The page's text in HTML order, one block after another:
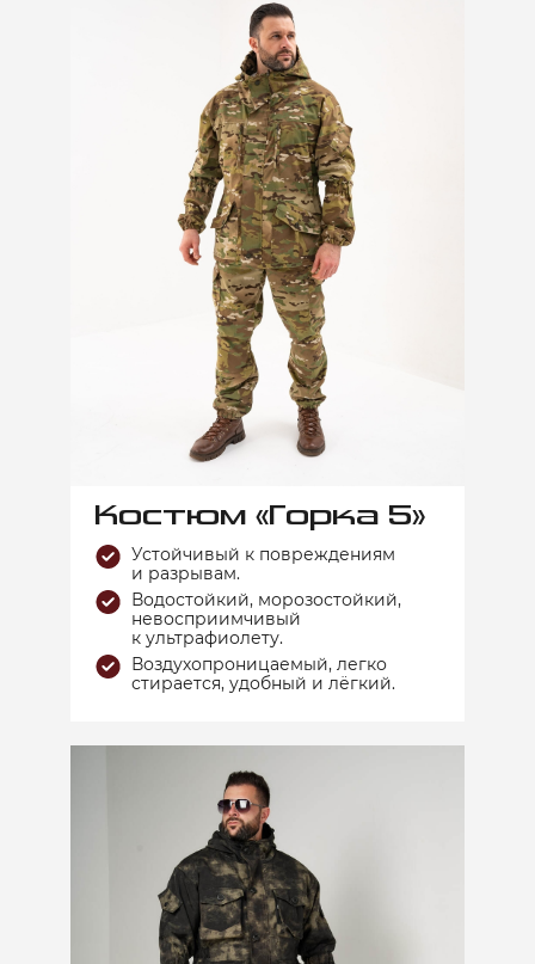
Костюм «Горка 5»
Устойчивый к повреждениям
и разрывам.
Водостойкий, морозостойкий,
невосприимчивый
к ультрафиолету.
Воздухопроницаемый, легко
стирается, удобный и лёгкий.